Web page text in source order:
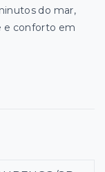
do mar,
e conforto em